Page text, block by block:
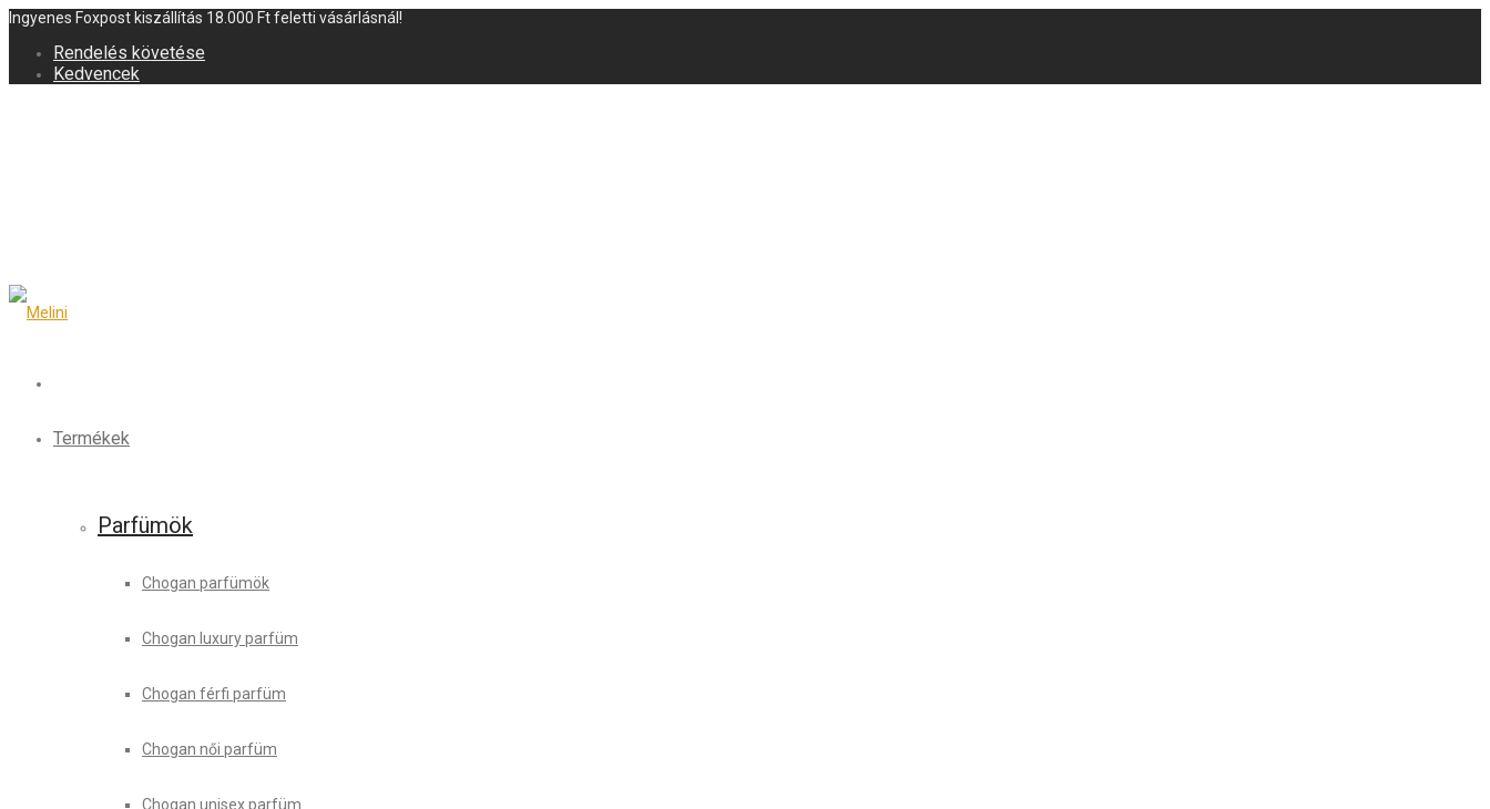
Ingyenes Foxpost kiszállítás 18.000 Ft feletti vásárlásnál!
Rendelés követése
Kedvencek
Termékek
Parfümök
Chogan parfümök
Chogan luxury parfüm
Chogan férfi parfüm
Chogan női parfüm
Chogan unisex parfüm